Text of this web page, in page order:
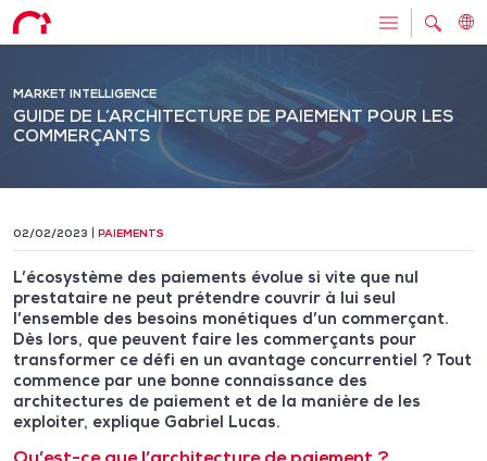
MARKET INTELLIGENCE
GUIDE DE L’ARCHITECTURE DE PAIEMENT POUR LES
COMMERÇANTS
02/02/2023 PAIEMENTS
L’écosystème des paiements évolue si vite que nul
prestataire ne peut prétendre couvrir à lui seul
l’ensemble des besoins monétiques d’un commerçant.
Dès lors, que peuvent faire les commerçants pour
transformer ce défi en un avantage concurrentiel ? Tout
commence par une bonne connaissance des
architectures de paiement et de la manière de les
exploiter, explique Gabriel Lucas.